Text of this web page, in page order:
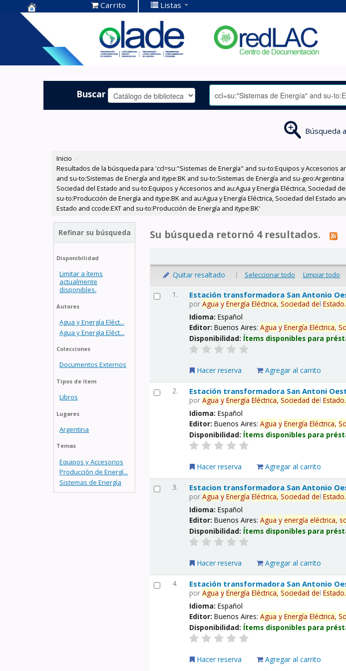
Centro de
Documentación
OLADE -
Carrito Listas
Buscar
Búsqueda
Inicio ›
Resultados de la búsqueda para 'ccl=su:"Sistemas de Energía" and su-to:Equipos y Accesorios
and su-to:Sistemas de Energía and itype:BK and su-to:Sistemas de Energía and su-
Sociedad del Estado and su-to:Equipos y Accesorios and au:Agua y Energía Eléctrica, Sociedad
su-to:Producción de Energía and itype:BK and au:Agua y Energía Eléctrica, Sociedad del Estado
Estado and ccode:EXT and su-to:Producción de Energía and itype:BK'
Refinar su búsqueda
Disponibilidad
Limitar a ítems
actualmente
disponibles.
Autores
Agua y Energía Eléct...
Agua y Energía Eléct...
Colecciones
Documentos Externos
Tipos de ítem
Libros
Lugares
Argentina
Temas
Equipos y Accesorios
Producción de Energí...
Sistemas de Energía
Su búsqueda retornó 4 resultados.
Quitar resaltado | Seleccionar todo Limpiar todo
1. Estación transformadora San Antonio
porAgua y Energía Eléctrica, Sociedad delEstado.
Idioma:Español
Editor:Buenos Aires:Agua y Energía Eléctrica,
Disponibilidad: Ítems disponibles para
Hacer reserva Agregar al carrito
2. Estación transformadora San Antoni
porAgua y Energía Eléctrica, Sociedad delEstado.
Idioma:Español
Editor:Buenos Aires:Agua y Energía Eléctrica,
Disponibilidad: Ítems disponibles para
Hacer reserva Agregar al carrito
3. Estacion transformadora San Antonio
porAgua y Energía Eléctrica, Sociedad delEstado.
Idioma:Español
Editor:Buenos Aires:Agua y energía eléctrica,
Disponibilidad: Ítems disponibles para
Hacer reserva Agregar al carrito
4. Estación transformadora San Antonio
porAgua y Energía Eléctrica, Sociedad delEstado.
Idioma:Español
Editor:Buenos Aires:Agua y Energía Eléctrica,
Disponibilidad: Ítems disponibles para
Hacer reserva Agregar al carrito